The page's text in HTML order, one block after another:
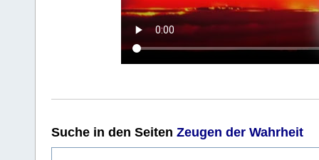
Suche in den Seiten Zeugen der Wahrheit